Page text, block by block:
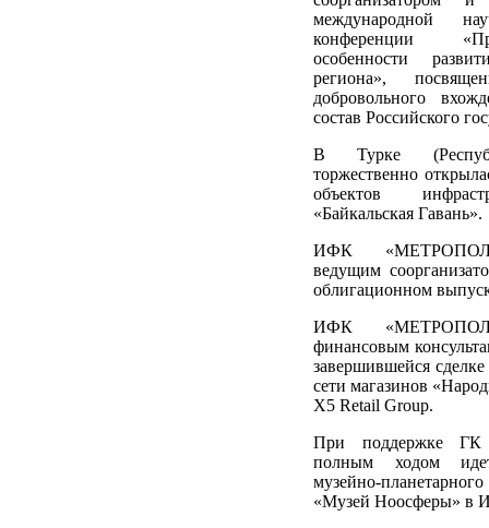
международной
конференции
особенности
региона»,
добровольного
состав Российского
В Турке
торжественно
объектов
«Байкальская Гавань».
ИФК
ведущим
облигационном
ИФК
финансовым
завершившейся
сети магазинов
X5 Retail Group.
При поддержке
полным ходом идет
музейно-
«Музей Ноосферы» в